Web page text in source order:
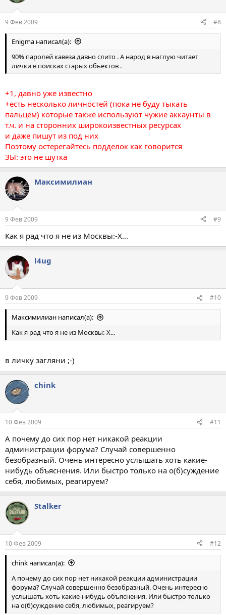
9 Фев 2009 #8
Enigma написал(а):
90% паролей кавеза давно слито . А народ в наглую читает
лички в поисках старых обьектов .
+1, давно уже известно
+есть несколько личностей (пока не буду тыкать
пальцем) которые также используют чужие аккаунты в
т.ч. и на сторонних широкоизвестных ресурсах
и даже пишут из под них
Поэтому остерегайтесь подделок как говорится
ЗЫ: это не шутка
Максимилиан
9 Фев 2009 #9
Как я рад что я не из Москвы:-X...
l4ug
9 Фев 2009 #10
Максимилиан написал(а):
Как я рад что я не из Москвы:-X...
в личку загляни ;-)
chink
10 Фев 2009 #11
А почему до сих пор нет никакой реакции
администрации форума? Случай совершенно
безобразный. Очень интересно услышать хоть какие-
нибудь объяснения. Или быстро только на о(б)суждение
себя, любимых, реагируем?
Stalkеr
10 Фев 2009 #12
chink написал(а):
А почему до сих пор нет никакой реакции администрации
форума? Случай совершенно безобразный. Очень интересно
услышать хоть какие-нибудь объяснения. Или быстро только
на о(б)суждение себя, любимых, реагируем?